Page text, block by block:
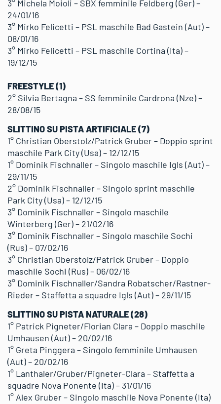
3° Michela Moioli – SBX femminile Feldberg (Ger) –
24/01/16
3° Mirko Felicetti – PSL maschile Bad Gastein (Aut) –
08/01/16
3° Mirko Felicetti – PSL maschile Cortina (Ita) –
19/12/15
FREESTYLE (1)
2° Silvia Bertagna – SS femminile Cardrona (Nze) –
28/08/15
SLITTINO SU PISTA ARTIFICIALE (7)
1° Christian Oberstolz/Patrick Gruber – Doppio sprint
maschile Park City (Usa) – 12/12/15
1° Dominik Fischnaller – Singolo maschile Igls (Aut) –
29/11/15
2° Dominik Fischnaller – Singolo sprint maschile
Park City (Usa) – 12/12/15
3° Dominik Fischnaller – Singolo maschile
Winterberg (Ger) – 21/02/16
3° Dominik Fischnaller – Singolo maschile Sochi
(Rus) – 07/02/16
3° Christian Oberstolz/Patrick Gruber – Doppio
maschile Sochi (Rus) – 06/02/16
3° Dominik Fischnaller/Sandra Robatscher/Rastner-
Rieder – Staffetta a squadre Igls (Aut) – 29/11/15
SLITTINO SU PISTA NATURALE (28)
1° Patrick Pigneter/Florian Clara – Doppio maschile
Umhausen (Aut) – 20/02/16
1° Greta Pinggera – Singolo femminile Umhausen
(Aut) – 20/02/16
1° Lanthaler/Gruber/Pigneter-Clara – Staffetta a
squadre Nova Ponente (Ita) – 31/01/16
1° Alex Gruber – Singolo maschile Nova Ponente (Ita)